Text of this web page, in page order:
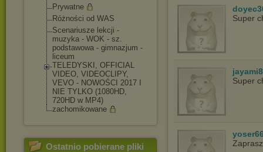
Prywatne
Różności od WAS
Scenariusze lekcji -
muzyka - WOK - sz.
podstawowa - gimnazjum -
liceum
TELEDYSKI, OFFICIAL
VIDEO, VIDEOCLIPY,
VEVO - NOWOŚCI 2017 I
NIE TYLKO (1080HD,
720HD w MP4)
zachomikowane
Ostatnio pobierane pliki
Super
Super